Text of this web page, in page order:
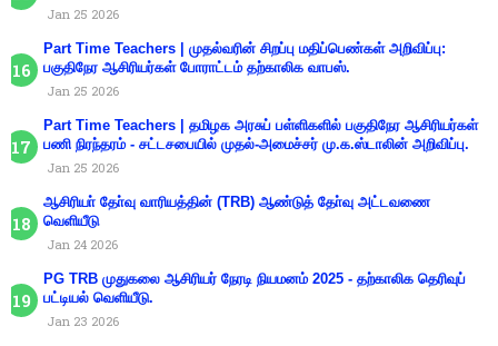
Jan 25 2026
Part Time Teachers | முதல்வரின் சிறப்பு மதிப்பெண்கள் அறிவிப்பு:
பகுதிநேர ஆசிரியர்கள் போராட்டம் தற்காலிக வாபஸ்.
Jan 25 2026
Part Time Teachers | தமிழக அரசுப் பள்ளிகளில் பகுதிநேர ஆசிரியர்கள்
பணி நிரந்தரம் - சட்டசபையில் முதல்-அமைச்சர் மு.க.ஸ்டாலின் அறிவிப்பு.
Jan 25 2026
ஆசிரியா் தோ்வு வாரியத்தின் (TRB) ஆண்டுத் தோ்வு அட்டவணை
வெளியீடு
Jan 24 2026
PG TRB முதுகலை ஆசிரியர் நேரடி நியமனம் 2025 - தற்காலிக தெரிவுப்
பட்டியல் வெளியீடு.
Jan 23 2026